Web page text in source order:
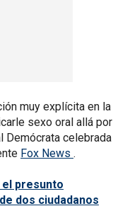
muy explícita en la
sexo oral allá por
Demócrata celebrada
Fox News .
el presunto
dos ciudadanos